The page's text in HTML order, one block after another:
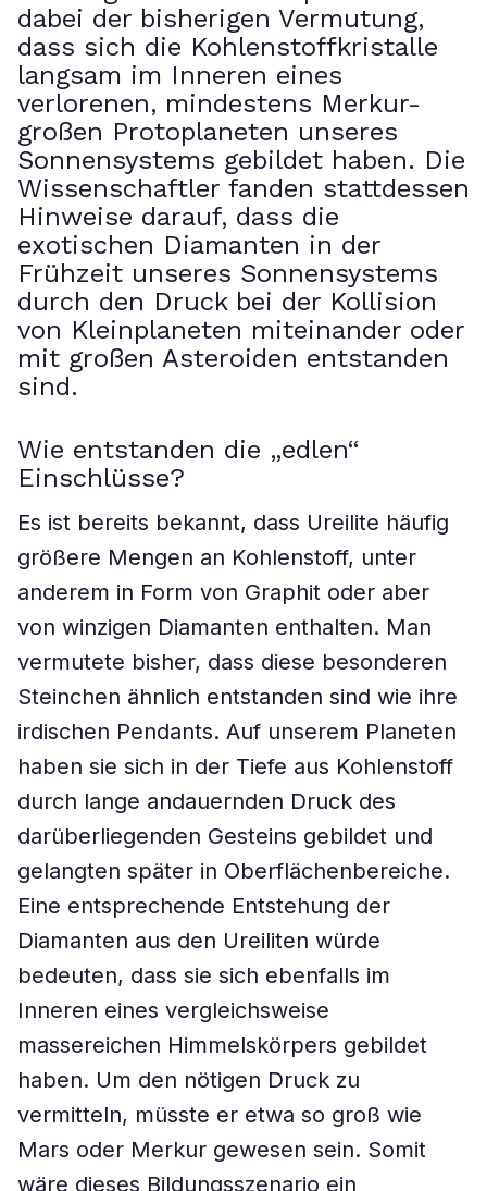
dabei der bisherigen Vermutung,
dass sich die Kohlenstoffkristalle
langsam im Inneren eines
verlorenen, mindestens Merkur-
großen Protoplaneten unseres
Sonnensystems gebildet haben. Die
Wissenschaftler fanden stattdessen
Hinweise darauf, dass die
exotischen Diamanten in der
Frühzeit unseres Sonnensystems
durch den Druck bei der Kollision
von Kleinplaneten miteinander oder
mit großen Asteroiden entstanden
sind.
Wie entstanden die „edlen“
Einschlüsse?
Es ist bereits bekannt, dass Ureilite häufig
größere Mengen an Kohlenstoff, unter
anderem in Form von Graphit oder aber
von winzigen Diamanten enthalten. Man
vermutete bisher, dass diese besonderen
Steinchen ähnlich entstanden sind wie ihre
irdischen Pendants. Auf unserem Planeten
haben sie sich in der Tiefe aus Kohlenstoff
durch lange andauernden Druck des
darüberliegenden Gesteins gebildet und
gelangten später in Oberflächenbereiche.
Eine entsprechende Entstehung der
Diamanten aus den Ureiliten würde
bedeuten, dass sie sich ebenfalls im
Inneren eines vergleichsweise
massereichen Himmelskörpers gebildet
haben. Um den nötigen Druck zu
vermitteln, müsste er etwa so groß wie
Mars oder Merkur gewesen sein. Somit
wäre dieses Bildungsszenario ein